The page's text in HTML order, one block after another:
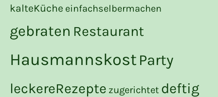
kalteKüche einfachselbermachen
gebraten Restaurant
Hausmannskost Party
leckereRezepte zugerichtet deftig